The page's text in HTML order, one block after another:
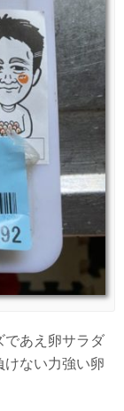
であえ卵サラダ
けない力強い卵